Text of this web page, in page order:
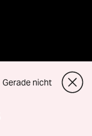
Gerade nicht